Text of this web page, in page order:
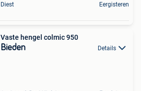
Diest Eergisteren
Vaste hengel colmic 950
Bieden Details